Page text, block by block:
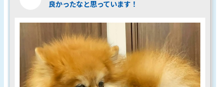
良かったなと思っています！